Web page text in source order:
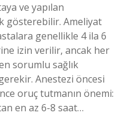
ve yapılan
gösterebilir. Ameliyat
genellikle 4 ila 6
izin verilir, ancak her
sorumlu sağlık
Anestezi öncesi
oruç tutmanın önemi:
en az 6-8 saat…